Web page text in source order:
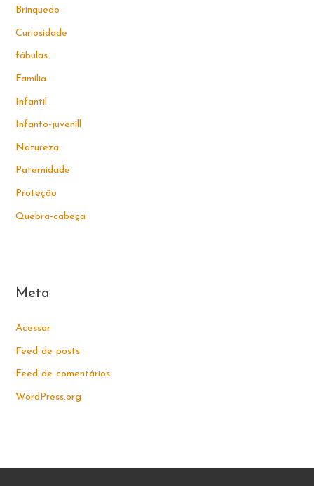
Brinquedo
Curiosidade
fábulas
Família
Infantil
Infanto-juvenill
Natureza
Paternidade
Proteção
Quebra-cabeça
Meta
Acessar
Feed de posts
Feed de comentários
WordPress.org